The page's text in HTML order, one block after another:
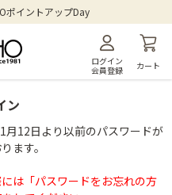
ポイントアップDay
ログイン
会員登録
カート
ン
月12日より以前のパスワードが
ます。
は「パスワードをお忘れの方